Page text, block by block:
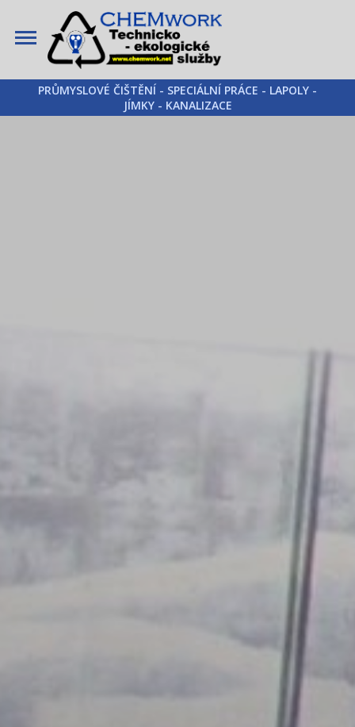
PRŮMYSLOVÉ ČIŠTĚNÍ - SPECIÁLNÍ PRÁCE - LAPOLY -
JÍMKY - KANALIZACE